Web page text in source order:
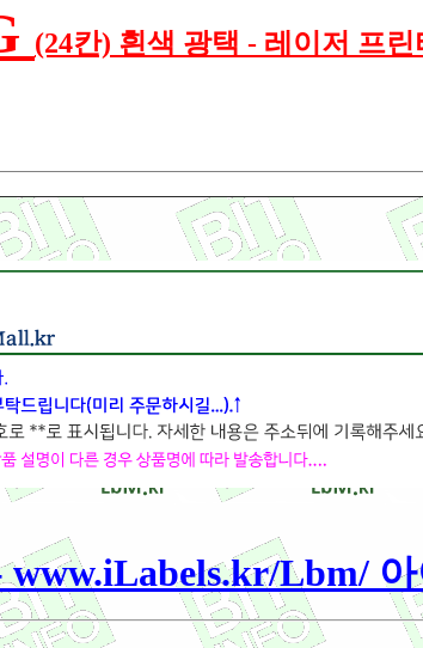
(24칸) 흰색 광택 - 레이저 프
www.iLabels.kr/Lbm/